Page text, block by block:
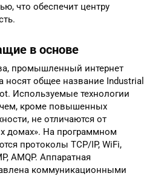
что обеспечит центру
в основе
промышленный интернет
носят общее название Industrial
Используемые технологии
кроме повышенных
не отличаются от
домах». На программном
протоколы TCP/IP, WiFi,
AMQP. Аппаратная
коммуникационными